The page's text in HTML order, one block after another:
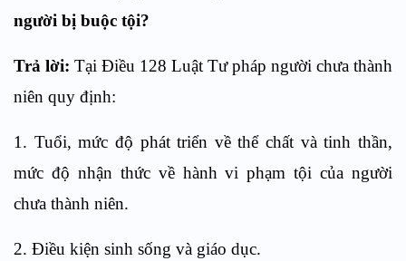
người bị buộc tội?
Trả lời: Tại Điều 128 Luật Tư pháp người chưa thành
niên quy định:
1. Tuổi, mức độ phát triển về thể chất và tinh thần,
mức độ nhận thức về hành vi phạm tội của người
chưa thành niên.
2. Điều kiện sinh sống và giáo dục.